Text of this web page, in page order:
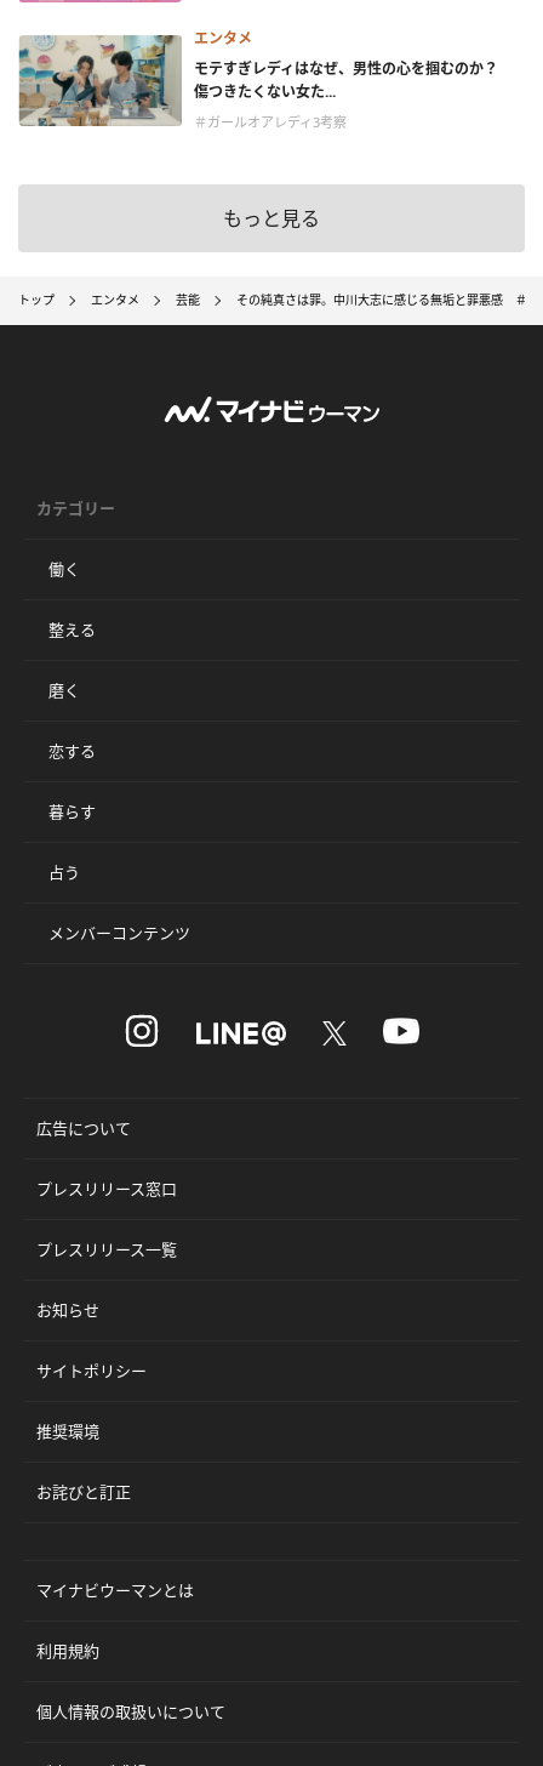
エンタメ
モテすぎレディはなぜ、男性の心を掴むのか？
傷つきたくない女た...
＃ガールオアレディ3考察
もっと見る
トップ エンタメ 芸能 その純真さは罪。中川大志に感じる無垢と罪悪感 ＃罪
カテゴリー
働く
整える
磨く
恋する
暮らす
占う
メンバーコンテンツ
広告について
プレスリリース窓口
プレスリリース一覧
お知らせ
サイトポリシー
推奨環境
お詫びと訂正
マイナビウーマンとは
利用規約
個人情報の取扱いについて